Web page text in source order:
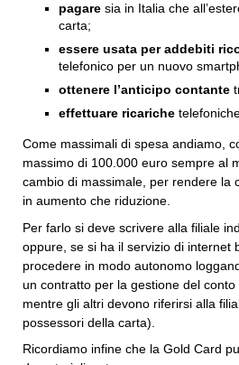
pagare sia in Italia che
carta;
essere usata per addebiti
telefonico per un nuovo
ottenere l’anticipo contante
effettuare ricariche
Come massimali di spesa andiamo,
massimo di 100.000 euro sempre al
cambio di massimale, per rendere la
in aumento che riduzione.
Per farlo si deve scrivere alla filiale
oppure, se si ha il servizio di internet
procedere in modo autonomo
un contratto per la gestione del conto
mentre gli altri devono riferirsi alla
possessori della carta).
Ricordiamo infine che la Gold Card